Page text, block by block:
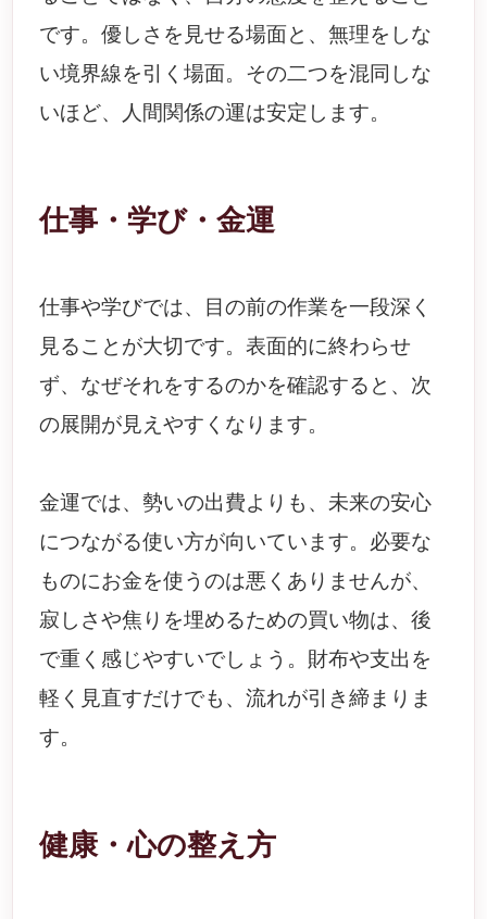
です。優しさを見せる場面と、無理をしな
い境界線を引く場面。その二つを混同しな
いほど、人間関係の運は安定します。
仕事・学び・金運
仕事や学びでは、目の前の作業を一段深く
見ることが大切です。表面的に終わらせ
ず、なぜそれをするのかを確認すると、次
の展開が見えやすくなります。
金運では、勢いの出費よりも、未来の安心
につながる使い方が向いています。必要な
ものにお金を使うのは悪くありませんが、
寂しさや焦りを埋めるための買い物は、後
で重く感じやすいでしょう。財布や支出を
軽く見直すだけでも、流れが引き締まりま
す。
健康・心の整え方